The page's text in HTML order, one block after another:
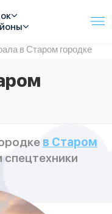
в Старом городке
в Старом
спецтехники